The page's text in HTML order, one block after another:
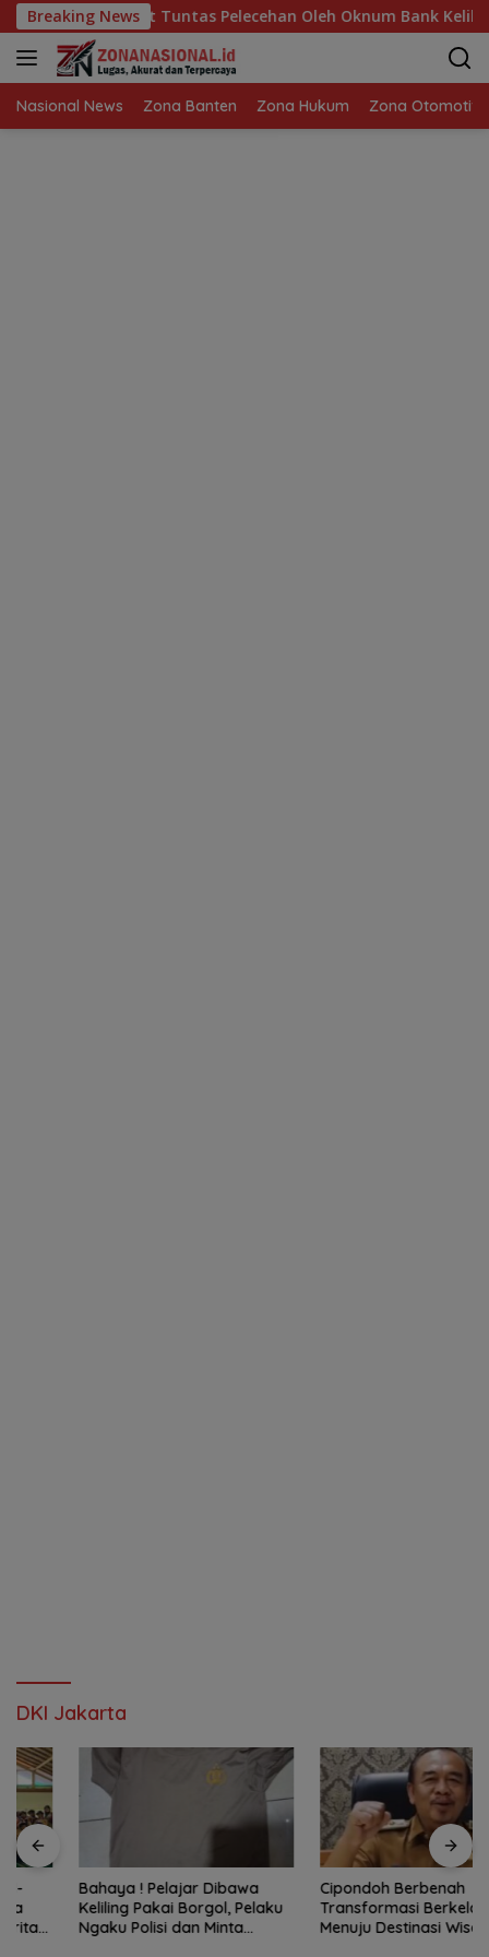
Langsung
ke
konten
Breaking News
Banten: Usut Tuntas Pelecehan Oleh Oknum Bank Keliling di
Nasional News Zona Banten Zona Hukum Zona Otomotif
DKI Jakarta
Bahaya ! Pelajar Dibawa
Keliling Pakai Borgol, Pelaku
Ngaku Polisi dan Minta
Cipondoh Berbenah
Transformasi Berkelanjutan
Menuju Destinasi Wisata dan